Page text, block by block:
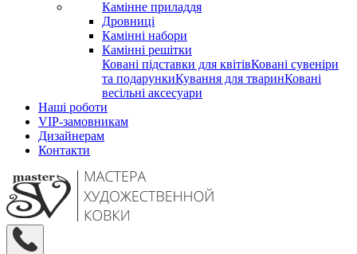
Камінне приладдя
Дровниці
Камінні набори
Камінні решітки
Ковані підставки для квітівКовані сувеніри
та подарункиКування для тваринКовані
весільні аксесуари
Наші роботи
VIP-замовникам
Дизайнерам
Контакти